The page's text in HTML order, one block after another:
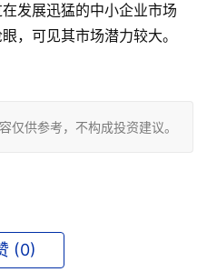
发展迅猛的中小企业市场
，可见其市场潜力较大。
仅供参考，不构成投资建议。
(0)